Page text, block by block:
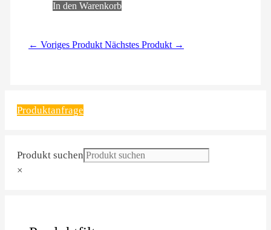
In den Warenkorb
← Voriges Produkt Nächstes Produkt →
Produktanfrage
Produkt suchen
×